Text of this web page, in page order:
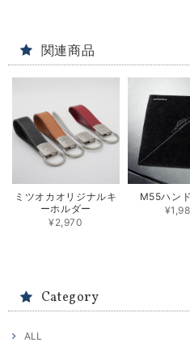
関連商品
ミツオカオリジナルキ
ーホルダー
¥2,970
M55ハン
Category
ALL